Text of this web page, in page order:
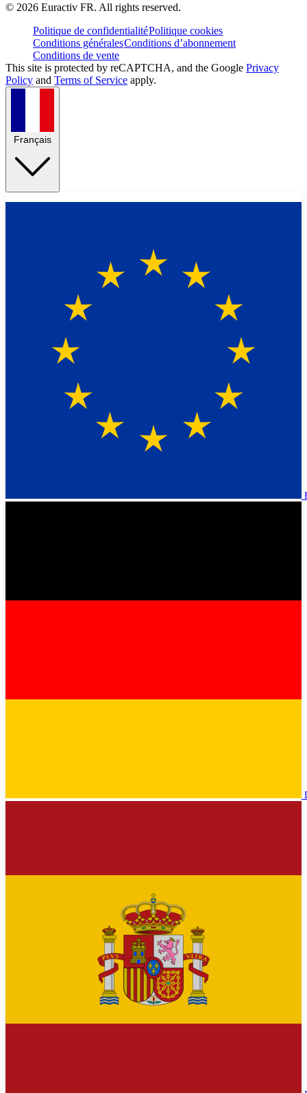
© 2026 Euractiv FR. All rights reserved.
Politique de confidentialitéPolitique cookies
Conditions généralesConditions d’abonnement
Conditions de vente
This site is protected by reCAPTCHA, and the Google Privacy
Policy and Terms of Service apply.
Français